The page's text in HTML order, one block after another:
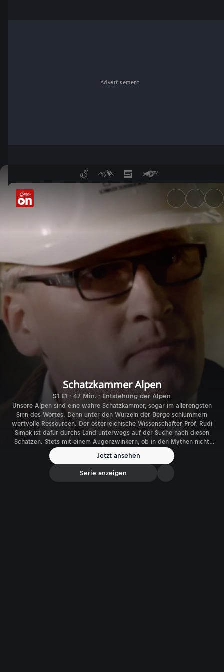
Advertisement
Schatzkammer Alpen -
Schatzkammer Alpen
S1 E1 · 47 Min. · Entstehung der Alpen
Unsere Alpen sind eine wahre Schatzkammer, sogar im allerengsten
Sinn des Wortes. Denn unter den Wurzeln der Berge schlummern
wertvolle Ressourcen. Der österreichische Wissenschafter Prof. Rudi
Simek ist dafür durchs Land unterwegs auf der Suche nach diesen
Schätzen. Stets mit einem Augenzwinkern, ob in den Mythen nicht
Jetzt ansehen
Serie anzeigen